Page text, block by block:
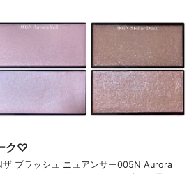
ク♡
ザ ブラッシュ ニュアンサー005N Aurora